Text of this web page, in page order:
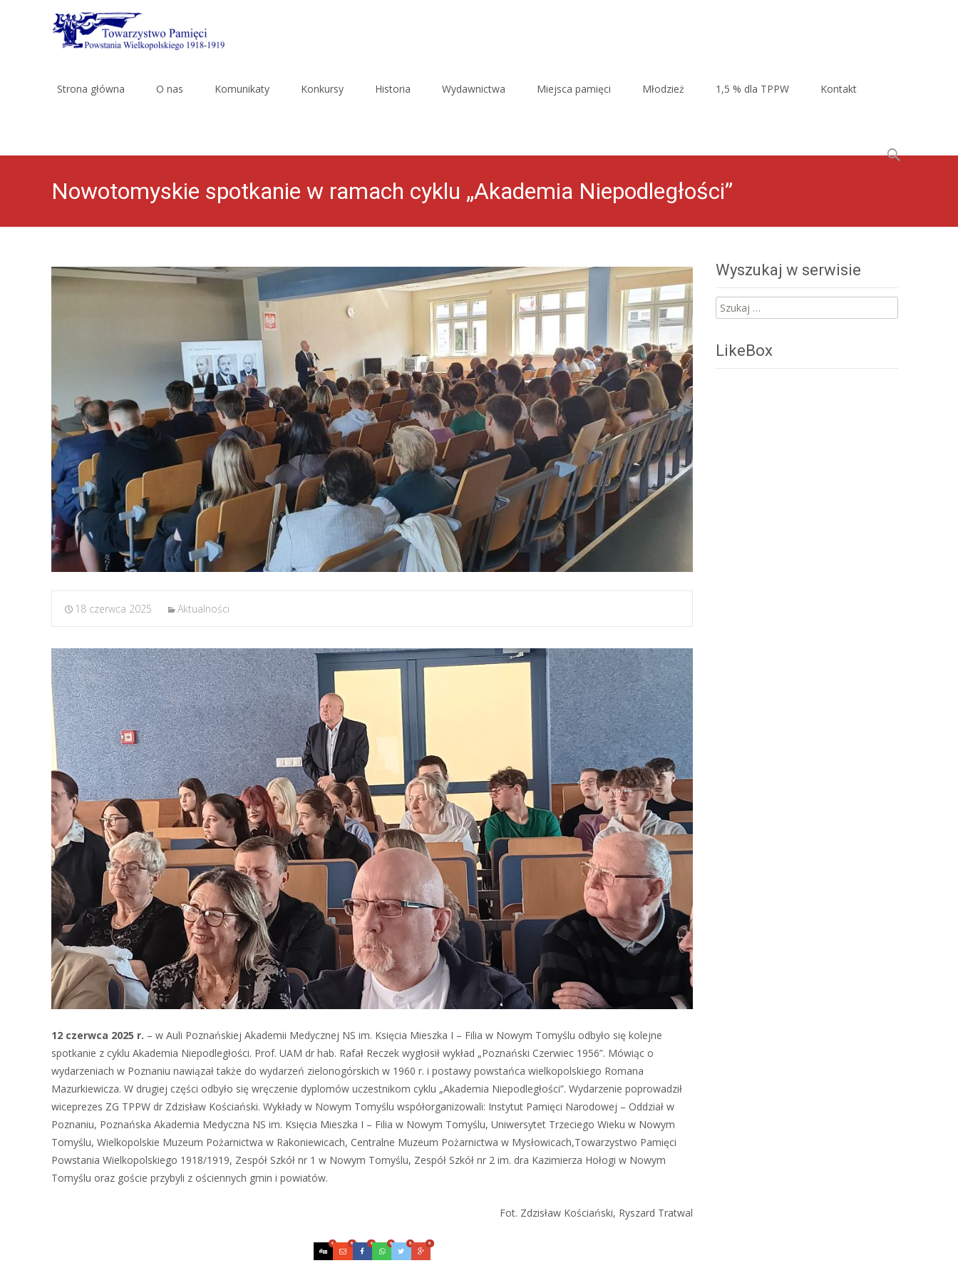
Strona główna O nas Komunikaty Konkursy Historia Wydawnictwa Miejsca pamięci Młodzież 1,5 % dla TPPW Kontakt
Szukaj:
Nowotomyskie spotkanie w ramach cyklu „Akademia Niepodległości”
18 czerwca 2025 Aktualności
12 czerwca 2025 r. – w Auli Poznańskiej Akademii Medycznej NS im. Księcia Mieszka I – Filia w Nowym Tomyślu odbyło się kolejne
spotkanie z cyklu Akademia Niepodległości. Prof. UAM dr hab. Rafał Reczek wygłosił wykład „Poznański Czerwiec 1956”. Mówiąc o
wydarzeniach w Poznaniu nawiązał także do wydarzeń zielonogórskich w 1960 r. i postawy powstańca wielkopolskiego Romana
Mazurkiewicza. W drugiej części odbyło się wręczenie dyplomów uczestnikom cyklu „Akademia Niepodległości”. Wydarzenie poprowadził
wiceprezes ZG TPPW dr Zdzisław Kościański. Wykłady w Nowym Tomyślu współorganizowali: Instytut Pamięci Narodowej – Oddział w
Poznaniu, Poznańska Akademia Medyczna NS im. Księcia Mieszka I – Filia w Nowym Tomyślu, Uniwersytet Trzeciego Wieku w Nowym
Tomyślu, Wielkopolskie Muzeum Pożarnictwa w Rakoniewicach, Centralne Muzeum Pożarnictwa w Mysłowicach,Towarzystwo Pamięci
Powstania Wielkopolskiego 1918/1919, Zespół Szkół nr 1 w Nowym Tomyślu, Zespół Szkół nr 2 im. dra Kazimierza Hołogi w Nowym
Tomyślu oraz goście przybyli z ościennych gmin i powiatów.
Fot. Zdzisław Kościański, Ryszard Tratwal
0 0 0 0 0 0
Wyszukaj w serwisie
Szukaj:
LikeBox